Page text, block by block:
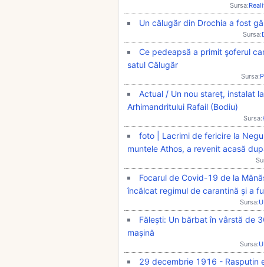
Sursa:
Un călugăr din Drochia a fost
Sursa:
Ce pedeapsă a primit şoferul
satul Călugăr
Sursa:
Actual / Un nou stareț, instalat
Arhimandritului Rafail (Bodiu)
Sursa:
foto | Lacrimi de fericire la
muntele Athos, a revenit acasă
Focarul de Covid-19 de la
încălcat regimul de carantină și a
Sursa:
Fălești: Un bărbat în vârstă de
mașină
Sursa:
29 decembrie 1916 - Rasputin